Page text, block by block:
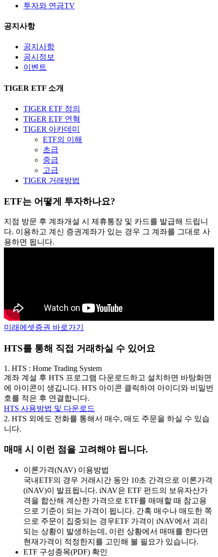
투자와 연금TV
공지사항
공지사항
공시정보
이벤트
TIGER ETF 소개
TIGER ETF 정의
TIGER ETF 연혁
TIGER 아카데미
ETF의 이해
초급
중급
고급
TIGER 거래방법
ETF는 어떻게 투자하나요?
지점 방문 후 계좌개설 시 제휴통장 및 카드를 발급해 드립니
다. 이용하고 계신 증권계좌가 있는 경우 그 계좌를 그대로 사
용하면 됩니다.
미래에셋증권 바로가기
HTS를 통해 직접 거래하실 수 있어요
1. HTS : Home Trading System
계좌 계설 후 HTS 프로그램 다운로드하고 설치하면 바탕화면
에 아이콘이 생깁니다. HTS 아이콘 클릭하여 아이디와 비밀번
호를 적은 후 연결합니다.
HTS 사용방법 및 다운로드
2. HTS 외에도 전화를 통해서 매수, 매도 주문을 하실 수 있습
니다.
매매 시 이런 점을 고려해야 됩니다.
이론가격(NAV) 이용방법
국내ETF의 경우 거래시간 동안 10초 간격으로 이론가격
(iNAV)이 발표됩니다. iNAV은 ETF 펀드의 보유자산가
격을 합산해 계산한 가격으로 ETF를 매매할 때 참고용
으로 기준이 되는 가격이 됩니다. 간혹 매수나 매도한 쪽
으로 주문이 집중되는 경우ETF 가격이 iNAV에서 괴리
되는 상황이 발생하는데, 이런 상황에서 매매를 한다면
현재가격이 적정한지를 고민해 볼 필요가 있습니다.
ETF 구성종목(PDF) 확인